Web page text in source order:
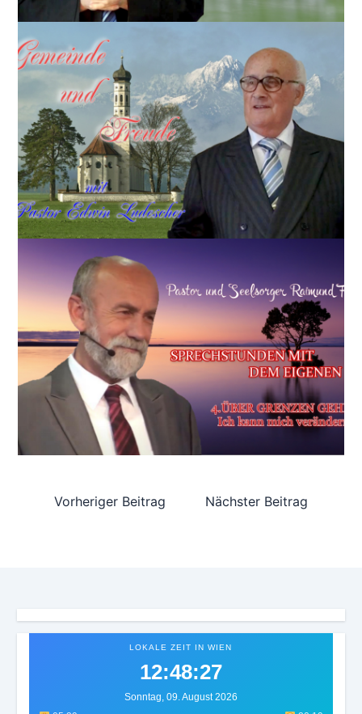
Vorheriger Beitrag Nächster Beitrag
LOKALE ZEIT IN WIEN
12:48:30
Sonntag, 09. August 2026